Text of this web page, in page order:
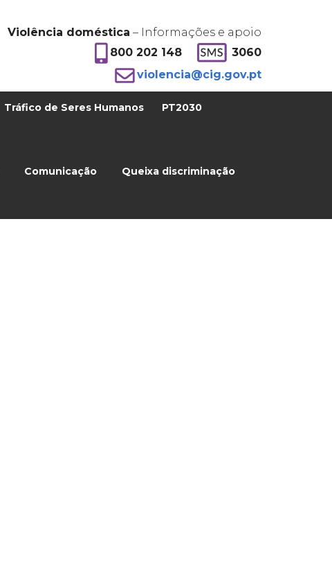
Violência doméstica – Informações e apoio
800 202 148
3060
violencia@cig.gov.pt
Tráfico de Seres Humanos PT2030
Comunicação Queixa discriminação